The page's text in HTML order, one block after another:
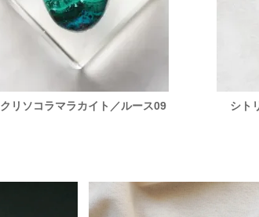
クリソコラマラカイト／ルース09 シト